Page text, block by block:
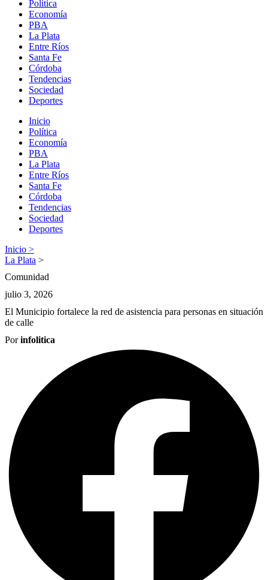
Política
Economía
PBA
La Plata
Entre Ríos
Santa Fe
Córdoba
Tendencias
Sociedad
Deportes
Inicio
Política
Economía
PBA
La Plata
Entre Ríos
Santa Fe
Córdoba
Tendencias
Sociedad
Deportes
Inicio >
La Plata >
Comunidad
julio 3, 2026
El Municipio fortalece la red de asistencia para personas en situación
de calle
Porinfolitica